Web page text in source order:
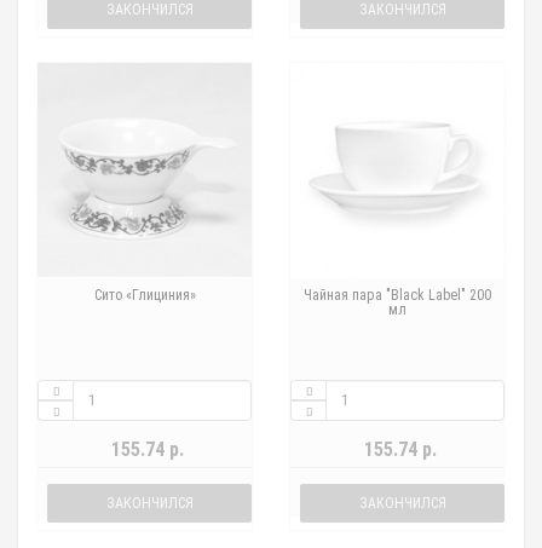
ЗАКОНЧИЛСЯ ЗАКОНЧИЛСЯ
Сито «Глициния»
155.74 р.
ЗАКОНЧИЛСЯ
Чайная пара "Black Label" 200
мл
155.74 р.
ЗАКОНЧИЛСЯ